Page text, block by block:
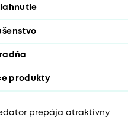
produkty
prepája atraktívny